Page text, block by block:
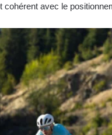
cohérent avec le